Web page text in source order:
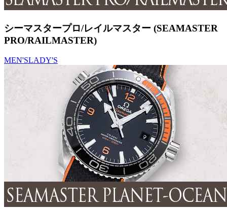
シーマスタープロ/レイルマスター (SEAMASTER
PRO/RAILMASTER)
MEN'SLADY'S